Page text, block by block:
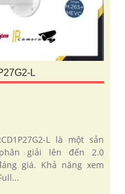
L
L là một sản
giải lên đến 2.0
giá. Khả năng xem